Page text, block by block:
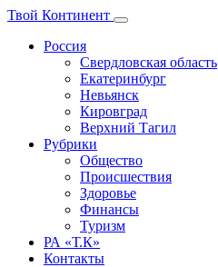
Твой Континент
Россия
Свердловская область
Екатеринбург
Невьянск
Кировград
Верхний Тагил
Рубрики
Общество
Происшествия
Здоровье
Финансы
Туризм
РА «Т.К»
Контакты